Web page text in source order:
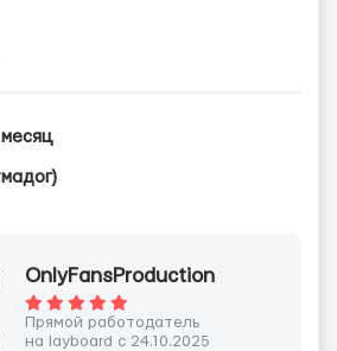
OnlyFansProduction
Прямой работодатель
на layboard с 24.10.2025